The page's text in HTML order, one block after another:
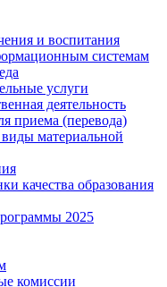
и воспитания
системам
услуги
деятельность
приема (перевода)
материальной
качества образования
2025
комиссии